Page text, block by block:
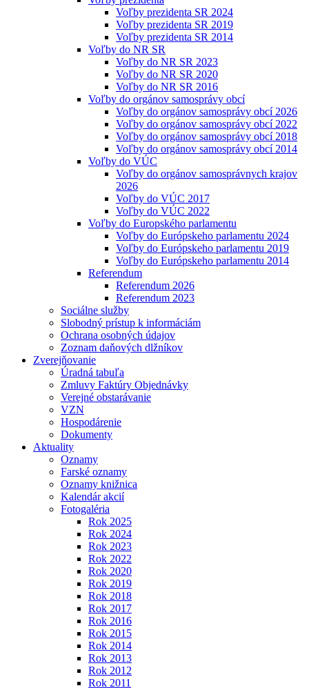
Voľby prezidenta SR 2024
Voľby prezidenta SR 2019
Voľby prezidenta SR 2014
Voľby do NR SR
Voľby do NR SR 2023
Voľby do NR SR 2020
Voľby do NR SR 2016
Voľby do orgánov samosprávy obcí
Voľby do orgánov samosprávy obcí 2026
Voľby do orgánov samosprávy obcí 2022
Voľby do orgánov samosprávy obcí 2018
Voľby do orgánov samosprávy obcí 2014
Voľby do VÚC
Voľby do orgánov samosprávnych krajov
2026
Voľby do VÚC 2017
Voľby do VÚC 2022
Voľby do Europského parlamentu
Voľby do Európskeho parlamentu 2024
Voľby do Európskeho parlamentu 2019
Voľby do Európskeho parlamentu 2014
Referendum
Referendum 2026
Referendum 2023
Sociálne služby
Slobodný prístup k informáciám
Ochrana osobných údajov
Zoznam daňových dlžníkov
Zverejňovanie
Úradná tabuľa
Zmluvy Faktúry Objednávky
Verejné obstarávanie
VZN
Hospodárenie
Dokumenty
Aktuality
Oznamy
Farské oznamy
Oznamy knižnica
Kalendár akcií
Fotogaléria
Rok 2025
Rok 2024
Rok 2023
Rok 2022
Rok 2020
Rok 2019
Rok 2018
Rok 2017
Rok 2016
Rok 2015
Rok 2014
Rok 2013
Rok 2012
Rok 2011